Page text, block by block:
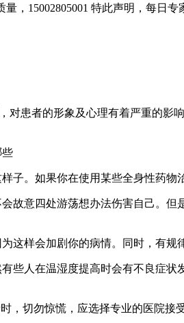
，15002805001 特此声明，每日
患者的形象及心理有着严重的影
。如果你在使用某些全身性药物
意四处游荡想办法伤害自己。但
样会加剧你的病情。同时，有规
人在温湿度提高时会有不良症状
切勿惊慌，应选择专业的医院接